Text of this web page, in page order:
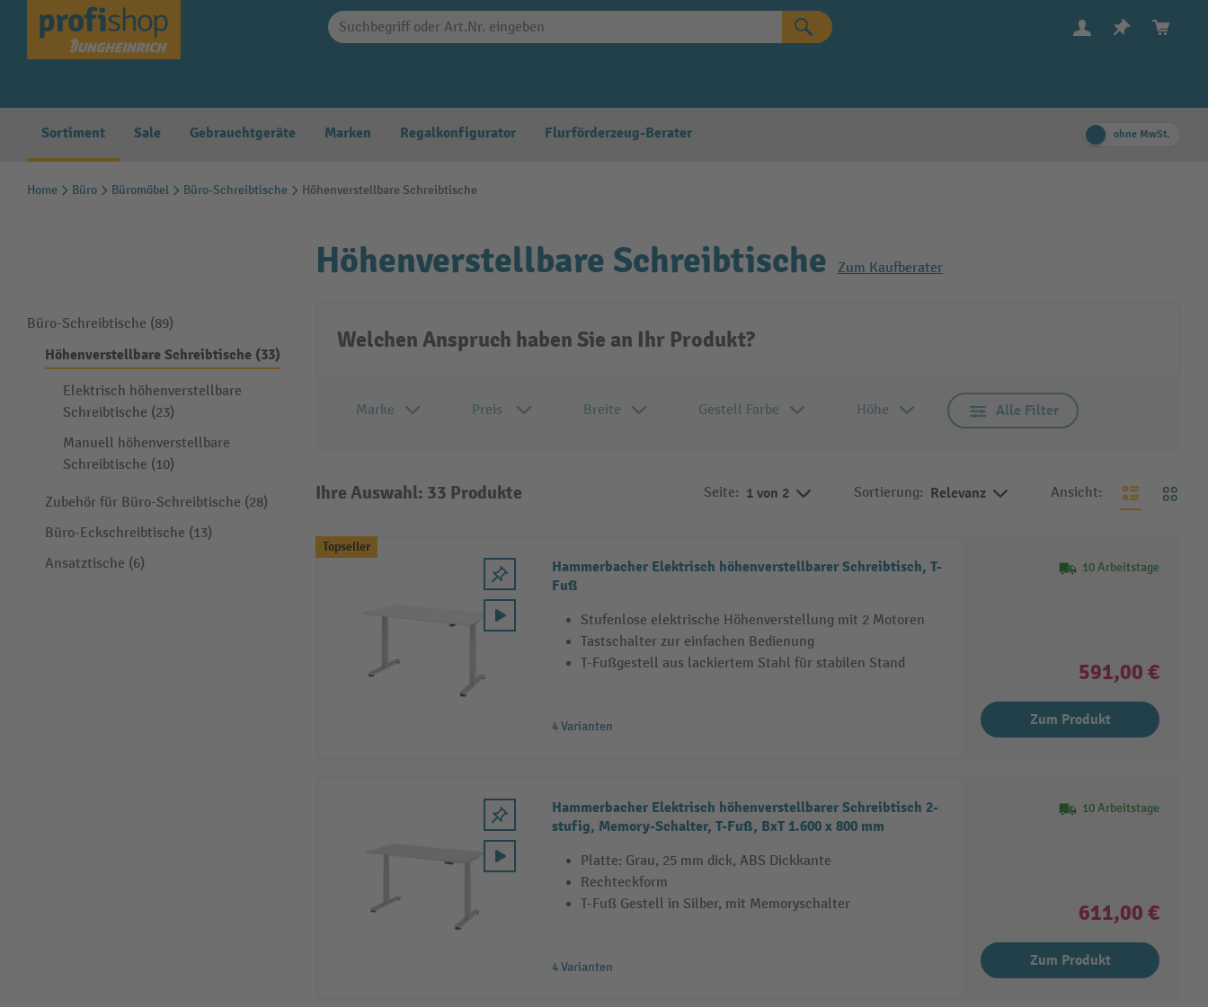
Zur Hauptnavigation springen
Sortiment Sale Gebrauchtgeräte Marken Regalkonfigurator Flurförderzeug-Berater ohne MwSt.
Home Büro Büromöbel Büro-Schreibtische Höhenverstellbare Schreibtische
Büro-Schreibtische (89)
Höhenverstellbare Schreibtische (33)
Elektrisch höhenverstellbare
Schreibtische (23)
Manuell höhenverstellbare
Schreibtische (10)
Zubehör für Büro-Schreibtische (28)
Büro-Eckschreibtische (13)
Ansatztische (6)
Höhenverstellbare Schreibtische Zum Kaufberater
Welchen Anspruch haben Sie an Ihr Produkt?
Marke Preis Breite Gestell Farbe Höhe Alle Filter
Ihre Auswahl: 33 Produkte Seite: 1 von 2 Sortierung: Relevanz Ansicht:
Topseller
Hammerbacher Elektrisch höhenverstellbarer Schreibtisch, T-
Fuß
Stufenlose elektrische Höhenverstellung mit 2 Motoren
Tastschalter zur einfachen Bedienung
T-Fußgestell aus lackiertem Stahl für stabilen Stand
4 Varianten
10 Arbeitstage
591,00 €
Zum Produkt
Hammerbacher Elektrisch höhenverstellbarer Schreibtisch 2-
stufig, Memory-Schalter, T-Fuß, BxT 1.600 x 800 mm
Platte: Grau, 25 mm dick, ABS Dickkante
Rechteckform
T-Fuß Gestell in Silber, mit Memoryschalter
4 Varianten
10 Arbeitstage
611,00 €
Zum Produkt